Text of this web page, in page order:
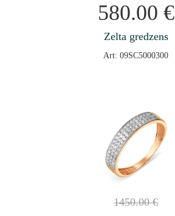
580.00 €
Zelta gredzens
Art: 09SC5000300
1450.00€